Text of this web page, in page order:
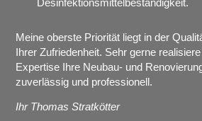
Desinfektionsmittelbeständigkeit.
Meine oberste Priorität liegt in der
Ihrer Zufriedenheit. Sehr gerne
Expertise Ihre Neubau- und
zuverlässig und professionell.
Ihr Thomas Stratkötter